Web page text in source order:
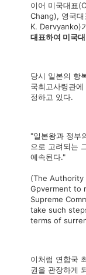
이어 미국대표
Chang), 영국
K. Dervyanko)
대표하여 미국
당시 일본의 항
국최고사령관
정하고 있다.
"일본왕과 정부
으로 고려되는
예속된다."
(The Authority
Gpverment to
Supreme
take such
terms of
이처럼 연합국
권을 관장하게